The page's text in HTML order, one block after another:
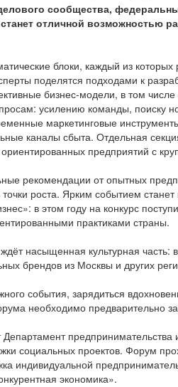
сообщества,
отличной возможностью
блоки, каждый из которых
поделятся подходами к
бизнес‑модели, в том
усилению команды,
маркетинговые
каналы сбыта. Отдельная
предприятий с
рекомендации от опытных
роста. Ярким событием
в этом году на конкурс
практиками страны.
насыщенная культурная часть:
брендов из Москвы и других
события, зарядиться
необходимо предварительно
предпринимательства
социальных проектов. Форум
индивидуальной
экономика».